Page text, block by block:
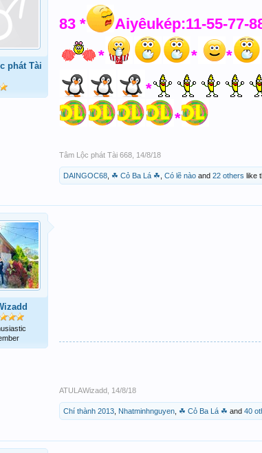
phát Tài
83 *
Aiyêukép:11-55-77-
*
* *
*
*
Tâm Lộc phát Tài 668 14/8/18
DAINGOC68 ☘ Cỏ Ba Lá ☘ Có lẽ nào and 22 others like
ATULAWizadd 14/8/18
Chí thành 2013 Nhatminhnguyen ☘ Cỏ Ba Lá ☘ and 40